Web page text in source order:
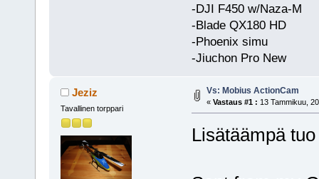
-DJI F450 w/Naza-M
-Blade QX180 HD
-Phoenix simu
-Jiuchon Pro New
Jeziz
Tavallinen torppari
Vs: Mobius ActionCam
« Vastaus #1 : 13 Tammikuu,
Lisätäämpä